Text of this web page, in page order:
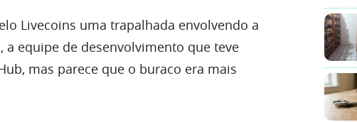
Livecoins uma trapalhada envolvendo a
a equipe de desenvolvimento que teve
mas parece que o buraco era mais